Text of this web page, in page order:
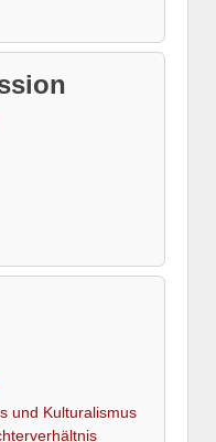
und Kulturalismus